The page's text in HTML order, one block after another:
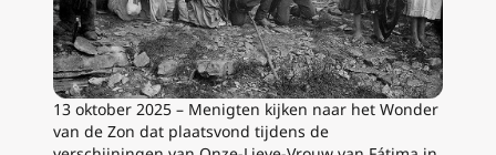
13 oktober 2025 – Menigten kijken naar het Wonder
van de Zon dat plaatsvond tijdens de